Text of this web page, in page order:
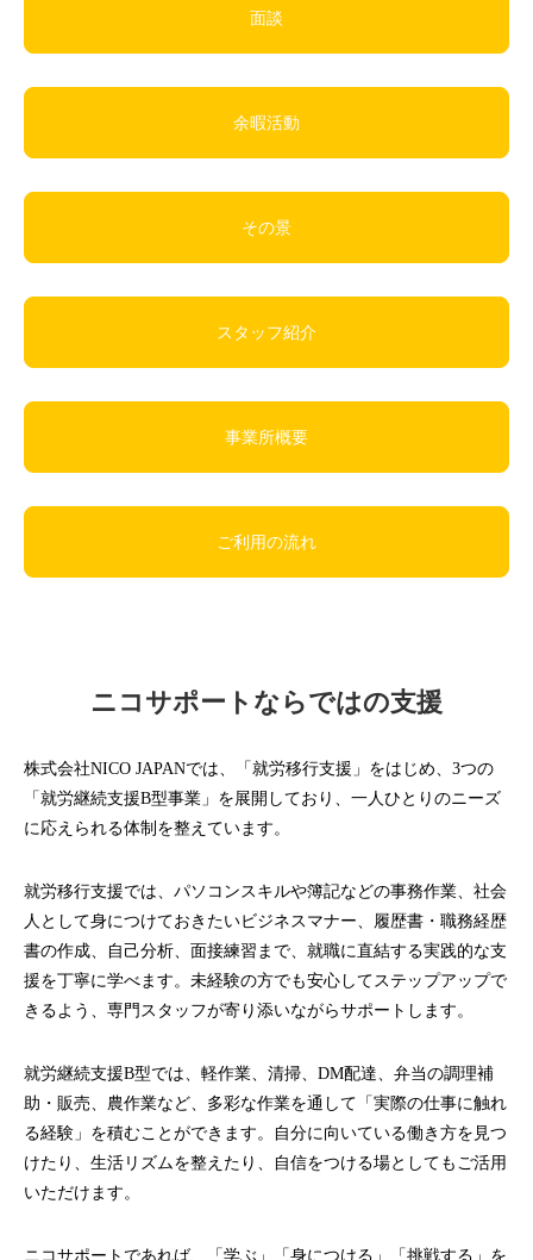
面談
余暇活動
その景
スタッフ紹介
事業所概要
ご利用の流れ
ニコサポートならではの支援
株式会社NICO JAPANでは、「就労移行支援」をはじめ、3つの
「就労継続支援B型事業」を展開しており、一人ひとりのニーズ
に応えられる体制を整えています。
就労移行支援では、パソコンスキルや簿記などの事務作業、社会
人として身につけておきたいビジネスマナー、履歴書・職務経歴
書の作成、自己分析、面接練習まで、就職に直結する実践的な支
援を丁寧に学べます。未経験の方でも安心してステップアップで
きるよう、専門スタッフが寄り添いながらサポートします。
就労継続支援B型では、軽作業、清掃、DM配達、弁当の調理補
助・販売、農作業など、多彩な作業を通して「実際の仕事に触れ
る経験」を積むことができます。自分に向いている働き方を見つ
けたり、生活リズムを整えたり、自信をつける場としてもご活用
いただけます。
ニコサポートであれば、「学ぶ」「身につける」「挑戦する」を